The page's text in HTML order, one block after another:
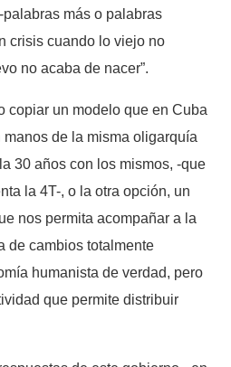
más o palabras
crisis cuando lo viejo no
no acaba de nacer”.
copiar un modelo que en Cuba
de la misma oligarquía
30 años con los mismos, -que
la 4T-, o la otra opción, un
nos permita acompañar a la
de cambios totalmente
humanista de verdad, pero
que permite distribuir